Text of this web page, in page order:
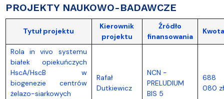
PROJEKTY NAUKOWO-BADAWCZE
Tytuł projektu
Kierownik
projektu
Źródło
finansowania
Kwota
Rola in vivo systemu
białek opiekuńczych
HscA/HscB w
biogenezie centrów
żelazo-siarkowych
Rafał
Dutkiewicz
NCN -
PRELUDIUM
BIS 5
688
080 zł